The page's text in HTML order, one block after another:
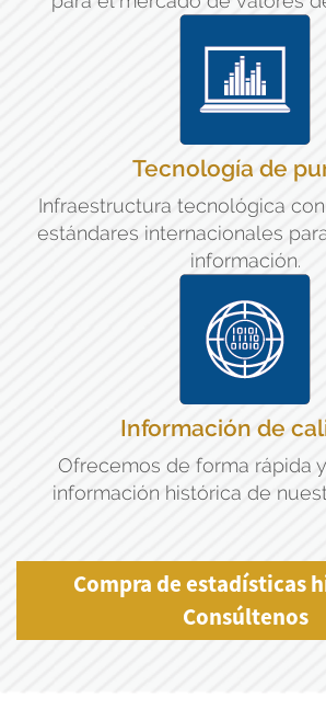
Tecnología de
Infraestructura tecnológica
estándares internacionales
información.
Información de
Ofrecemos de forma rápida
información histórica de
Compra de estadísticas
Consúltenos